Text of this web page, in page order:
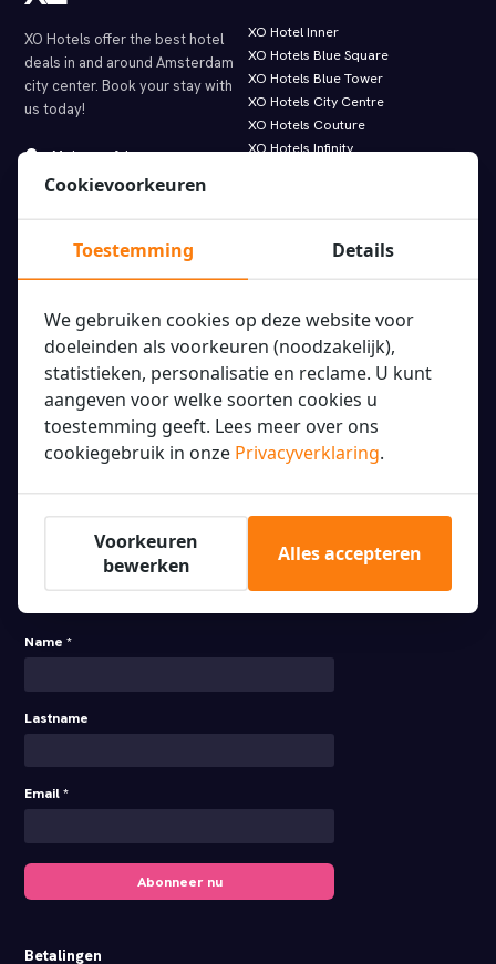
XO Hotels offer the best hotel
deals in and around Amsterdam
city center. Book your stay with
us today!
Molenwerf 1
1014 AG Amsterdam
XO Hotel Inner
XO Hotels Blue Square
XO Hotels Blue Tower
XO Hotels City Centre
XO Hotels Couture
XO Hotels Infinity
Hotel Levell
Hotel Van Gogh
Over XO Hotels
Locatie XO Hotels
Kamertypes
Online Gasten Informatie
FAQ XO Hotels
Algemene voorwaarden
Meeting Rooms Hotel Artemis
Restaurant/Bar Hotel Artemis
Werken bij XO Hotels
Aanbiedingen & Arrangementen
Huur een XO Hotels fiets
Tours & Excursies
App
Paybylink
Schrijf u in voor onze nieuwsbrief
Check‑in & Check‑out
Neem contact met ons op
XO Nieuwsbrief
Yes! I want to receive the XO Newsletter
Name *
Lastname
Email *
Abonneer nu
Betalingen
Cookievoorkeuren
Toestemming Details
We gebruiken cookies op deze website voor
doeleinden als voorkeuren (noodzakelijk),
statistieken, personalisatie en reclame. U kunt
aangeven voor welke soorten cookies u
toestemming geeft. Lees meer over ons
cookiegebruik in onze Privacyverklaring.
Voorkeuren
bewerken
Alles accepteren